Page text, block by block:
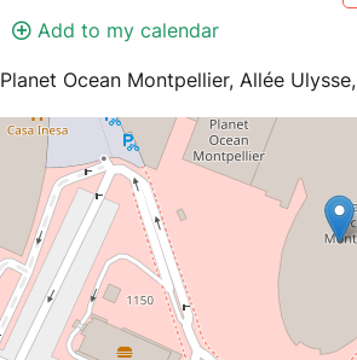
Add to my calendar
Planet Ocean Montpellier, Allée